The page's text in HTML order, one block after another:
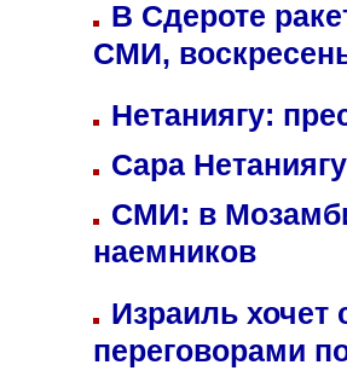
В Сдероте
СМИ,
Нетаниягу:
Сара
СМИ: в
наемников
Израиль хочет
переговорами